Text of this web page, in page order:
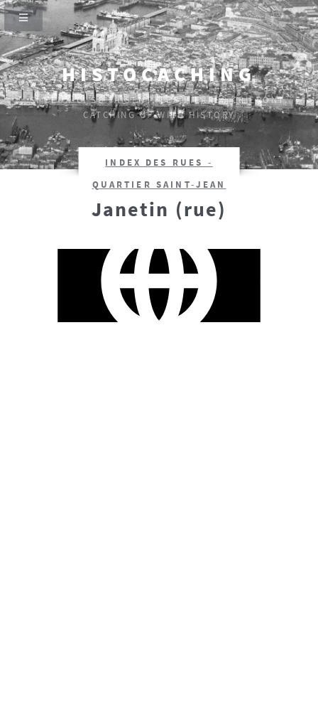
HISTOCACHING
SI CEUX-CI SE TAISENT, LES PIERRES CRIERONT.
CATCHING UP WITH HISTORY
INDEX DES RUES -
QUARTIER SAINT-JEAN
Janetin (rue)